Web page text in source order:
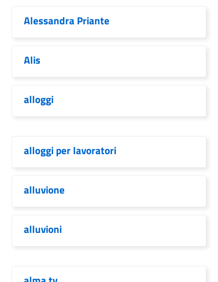
Alessandra Priante
Alis
alloggi
alloggi per lavoratori
alluvione
alluvioni